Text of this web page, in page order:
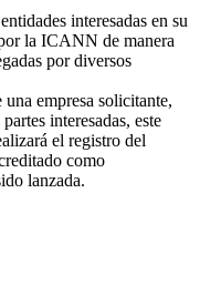
interesadas en su
la ICANN de manera
por diversos
empresa solicitante,
interesadas, este
el registro del
como
lanzada.